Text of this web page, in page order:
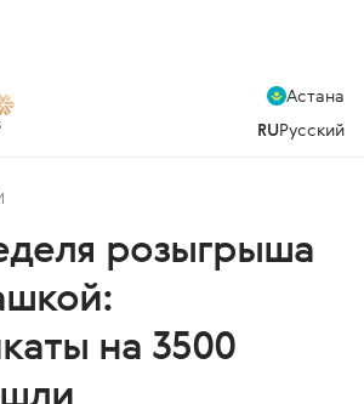
Астана
RUРусский
розыгрыша
на 3500